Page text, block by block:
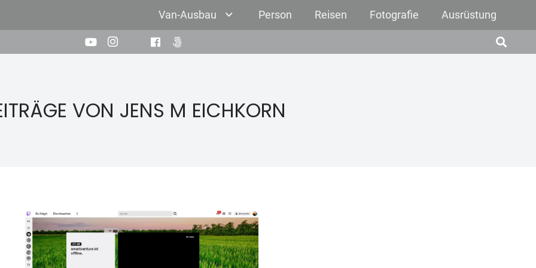
Van-Ausbau Person Reisen Fotografie Ausrüstung
VON JENS M EICHKORN